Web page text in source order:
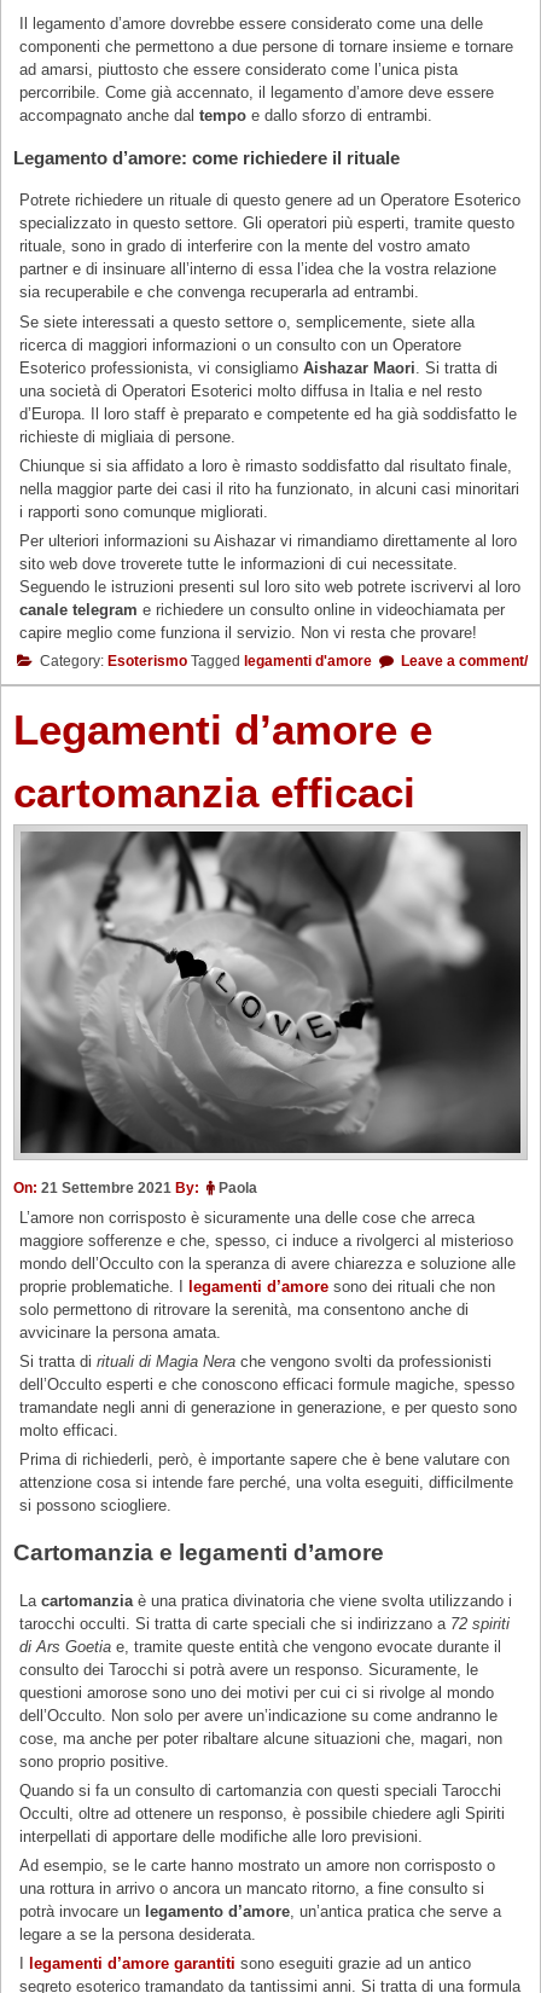
Il legamento d’amore dovrebbe essere considerato come una delle
componenti che permettono a due persone di tornare insieme e tornare
ad amarsi, piuttosto che essere considerato come l’unica pista
percorribile. Come già accennato, il legamento d’amore deve essere
accompagnato anche daltempo e dallo sforzo di entrambi.
Legamento d’amore: come richiedere il rituale
Potrete richiedere un rituale di questo genere ad un Operatore Esoterico
specializzato in questo settore. Gli operatori più esperti, tramite questo
rituale, sono in grado di interferire con la mente del vostro amato
partner e di insinuare all’interno di essa l’idea che la vostra relazione
sia recuperabile e che convenga recuperarla ad entrambi.
Se siete interessati a questo settore o, semplicemente, siete alla
ricerca di maggiori informazioni o un consulto con un Operatore
Esoterico professionista, vi consigliamoAishazar Maori . Si tratta di
una società di Operatori Esoterici molto diffusa in Italia e nel resto
d’Europa. Il loro staff è preparato e competente ed ha già soddisfatto le
richieste di migliaia di persone.
Chiunque si sia affidato a loro è rimasto soddisfatto dal risultato finale,
nella maggior parte dei casi il rito ha funzionato, in alcuni casi minoritari
i rapporti sono comunque migliorati.
Per ulteriori informazioni su Aishazar vi rimandiamo direttamente al loro
sito web dove troverete tutte le informazioni di cui necessitate.
Seguendo le istruzioni presenti sul loro sito web potrete iscrivervi al loro
canale telegram e richiedere un consulto online in videochiamata per
capire meglio come funziona il servizio. Non vi resta che provare!
Category: Esoterismo Tagged legamenti d'amore Leave a comment/
Legamenti d’amore e
cartomanzia efficaci
On: 21 Settembre 2021 By: Paola
L’amore non corrisposto è sicuramente una delle cose che arreca
maggiore sofferenze e che, spesso, ci induce a rivolgerci al misterioso
mondo dell’Occulto con la speranza di avere chiarezza e soluzione alle
proprie problematiche. Ilegamenti d’amore sono dei rituali che non
solo permettono di ritrovare la serenità, ma consentono anche di
avvicinare la persona amata.
Si tratta dirituali di Magia Nera che vengono svolti da professionisti
dell’Occulto esperti e che conoscono efficaci formule magiche, spesso
tramandate negli anni di generazione in generazione, e per questo sono
molto efficaci.
Prima di richiederli, però, è importante sapere che è bene valutare con
attenzione cosa si intende fare perché, una volta eseguiti, difficilmente
si possono sciogliere.
Cartomanzia e legamenti d’amore
Lacartomanzia è una pratica divinatoria che viene svolta utilizzando i
tarocchi occulti. Si tratta di carte speciali che si indirizzano a 72 spiriti
di Ars Goetia e, tramite queste entità che vengono evocate durante il
consulto dei Tarocchi si potrà avere un responso. Sicuramente, le
questioni amorose sono uno dei motivi per cui ci si rivolge al mondo
dell’Occulto. Non solo per avere un’indicazione su come andranno le
cose, ma anche per poter ribaltare alcune situazioni che, magari, non
sono proprio positive.
Quando si fa un consulto di cartomanzia con questi speciali Tarocchi
Occulti, oltre ad ottenere un responso, è possibile chiedere agli Spiriti
interpellati di apportare delle modifiche alle loro previsioni.
Ad esempio, se le carte hanno mostrato un amore non corrisposto o
una rottura in arrivo o ancora un mancato ritorno, a fine consulto si
potrà invocare un legamento d’amore , un’antica pratica che serve a
legare a se la persona desiderata.
legamenti d’amore garantiti sono eseguiti grazie ad un antico
segreto esoterico tramandato da tantissimi anni. Si tratta di una formula